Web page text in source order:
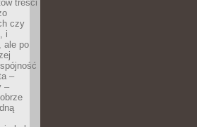
treści
czy
i
ale po
–
–